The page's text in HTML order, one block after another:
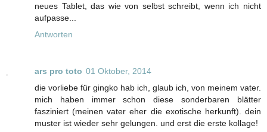
neues Tablet, das wie von selbst schreibt, wenn ich nicht
aufpasse...
Antworten
ars pro toto 01 Oktober, 2014
die vorliebe für gingko hab ich, glaub ich, von meinem vater.
mich haben immer schon diese sonderbaren blätter
fasziniert (meinen vater eher die exotische herkunft). dein
muster ist wieder sehr gelungen. und erst die erste kollage!